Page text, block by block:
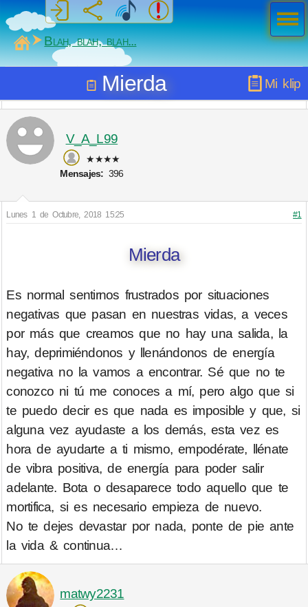
MiSabueso
Blah, blah, blah...
Mi klip
Mierda
V_A_L99
★★★★
Mensajes: 396
Lunes 1 de Octubre, 2018 15:25 #1
Mierda
Es normal sentirnos frustrados por situaciones
negativas que pasan en nuestras vidas, a veces
por más que creamos que no hay una salida, la
hay, deprimiéndonos y llenándonos de energía
negativa no la vamos a encontrar. Sé que no te
conozco ni tú me conoces a mí, pero algo que si
te puedo decir es que nada es imposible y que, si
alguna vez ayudaste a los demás, esta vez es
hora de ayudarte a ti mismo, empodérate, llénate
de vibra positiva, de energía para poder salir
adelante. Bota o desaparece todo aquello que te
mortifica, si es necesario empieza de nuevo.
No te dejes devastar por nada, ponte de pie ante
la vida & continua…
matwy2231
Men
ú